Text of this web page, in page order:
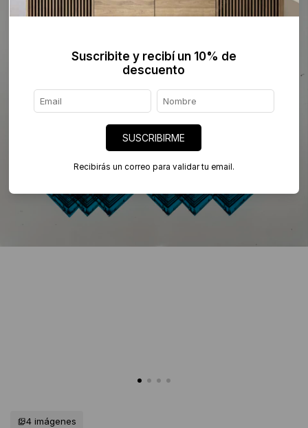
4 imágenes
Suscribite y recibí un 10% de
descuento
SUSCRIBIRME
Recibirás un correo para validar tu email.